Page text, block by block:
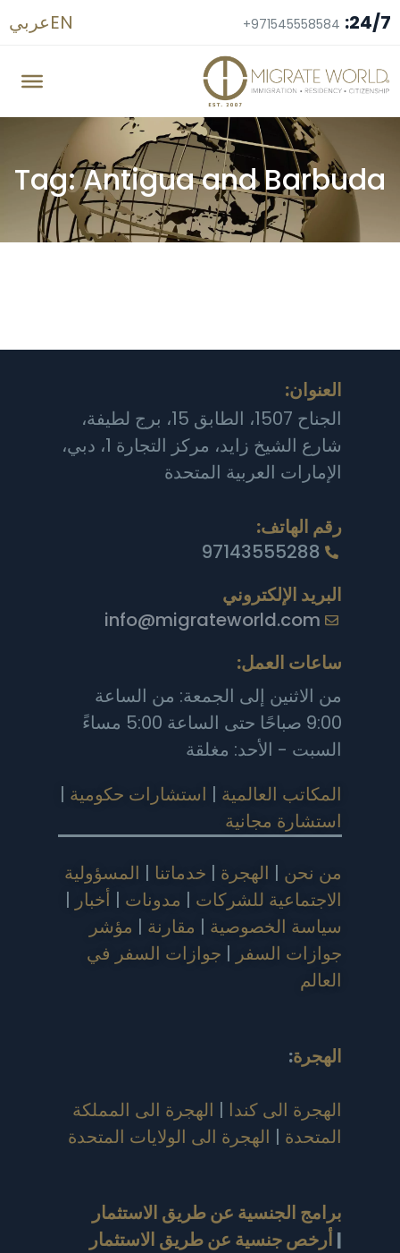
24/7:
+971545558584
ENعربي
Tag: Antigua and Barbuda
العنوان:
الجناح 1507، الطابق 15، برج لطيفة،
شارع الشيخ زايد، مركز التجارة 1، دبي،
الإمارات العربية المتحدة
رقم الهاتف:
97143555288
البريد الإلكتروني
info@migrateworld.com
ساعات العمل:
من الاثنين إلى الجمعة: من الساعة
9:00 صباحًا حتى الساعة 5:00 مساءً
السبت - الأحد: مغلقة
المكاتب العالمية | استشارات حكومية |
استشارة مجانية
من نحن | الهجرة | خدماتنا | المسؤولية
الاجتماعية للشركات | مدونات | أخبار |
سياسة الخصوصية | مقارنة | مؤشر
جوازات السفر | جوازات السفر في
العالم
الهجرة:
الهجرة الى كندا | الهجرة الى المملكة
المتحدة | الهجرة الى الولايات المتحدة
برامج الجنسية عن طريق الاستثمار
|أرخص جنسية عن طريق الاستثمار